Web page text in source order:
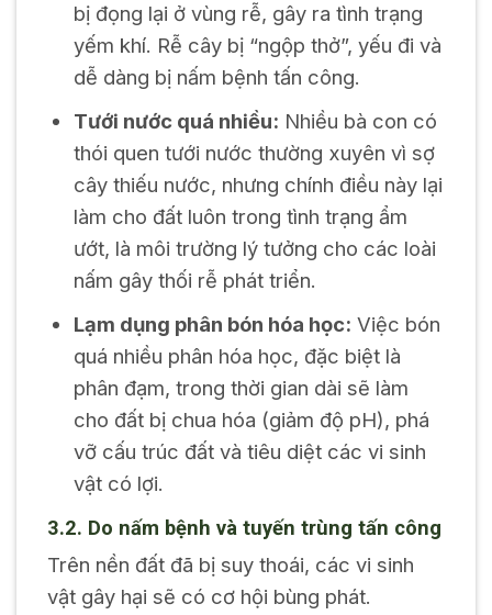
bị đọng lại ở vùng rễ, gây ra tình trạng
yếm khí. Rễ cây bị “ngộp thở”, yếu đi và
dễ dàng bị nấm bệnh tấn công.
Tưới nước quá nhiều: Nhiều bà con có
thói quen tưới nước thường xuyên vì sợ
cây thiếu nước, nhưng chính điều này lại
làm cho đất luôn trong tình trạng ẩm
ướt, là môi trường lý tưởng cho các loài
nấm gây thối rễ phát triển.
Lạm dụng phân bón hóa học: Việc bón
quá nhiều phân hóa học, đặc biệt là
phân đạm, trong thời gian dài sẽ làm
cho đất bị chua hóa (giảm độ pH), phá
vỡ cấu trúc đất và tiêu diệt các vi sinh
vật có lợi.
3.2. Do nấm bệnh và tuyến trùng tấn công
Trên nền đất đã bị suy thoái, các vi sinh
vật gây hại sẽ có cơ hội bùng phát.